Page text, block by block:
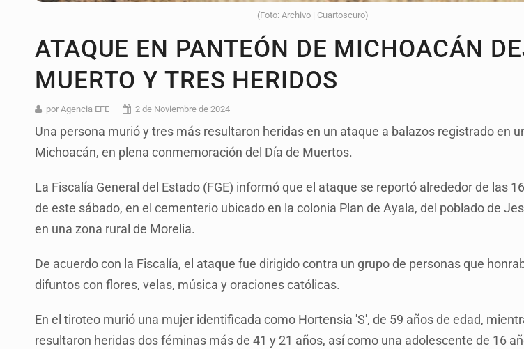
(Foto: Archivo | Cuartoscuro)
ATAQUE EN PANTEÓN DE MICHOACÁN
MUERTO Y TRES HERIDOS
por Agencia EFE 2 de Noviembre de 2024
Una persona murió y tres más resultaron heridas en un ataque a balazos registrado en
Michoacán, en plena conmemoración del Día de Muertos.
La Fiscalía General del Estado (FGE) informó que el ataque se reportó alrededor de las
de este sábado, en el cementerio ubicado en la colonia Plan de Ayala, del poblado de
en una zona rural de Morelia.
De acuerdo con la Fiscalía, el ataque fue dirigido contra un grupo de personas que
difuntos con flores, velas, música y oraciones católicas.
En el tiroteo murió una mujer identificada como Hortensia 'S', de 59 años de edad,
resultaron heridas dos féminas más de 41 y 21 años, así como una adolescente de 16